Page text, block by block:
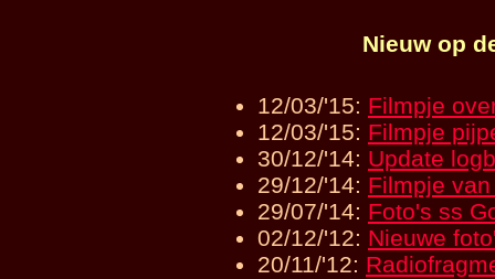
Nieuw op
12/03/'15: Filmpje
12/03/'15: Filmpje
30/12/'14: Update
29/12/'14: Filmpje
29/07/'14: Foto's ss
02/12/'12: Nieuwe
20/11/'12: